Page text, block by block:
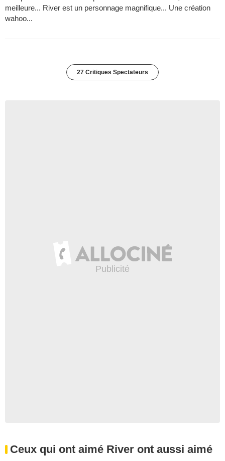
meilleure... River est un personnage magnifique... Une création
wahoo...
27 Critiques Spectateurs
Ceux qui ont aimé River ont aussi aimé